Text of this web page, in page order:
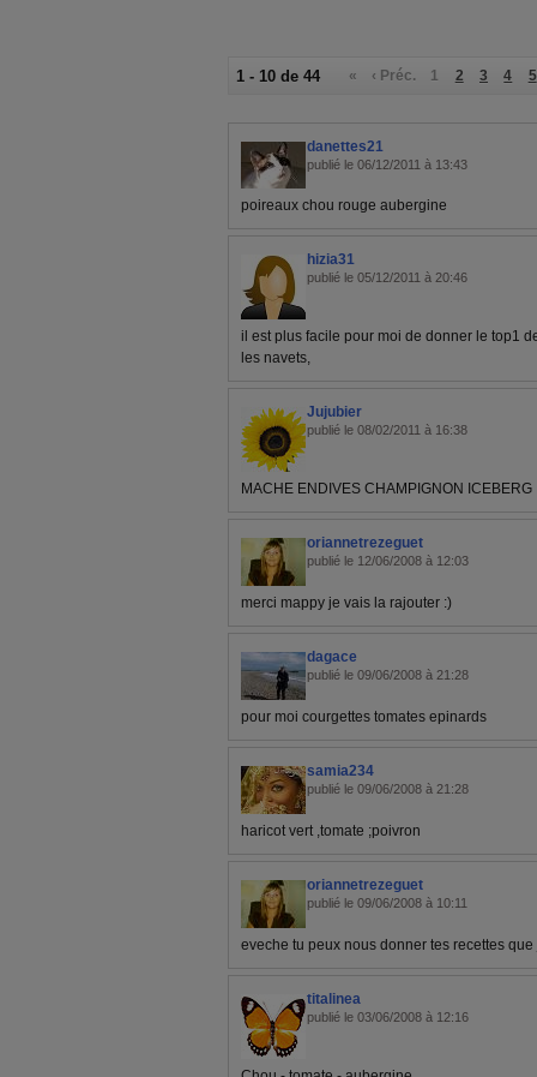
1 - 10 de 44 « ‹ Préc. 1 2 3 4 5
danettes21
publié le 06/12/2011 à 13:43
poireaux chou rouge aubergine
hizia31
publié le 05/12/2011 à 20:46
il est plus facile pour moi de donner le top1
les navets,
Jujubier
publié le 08/02/2011 à 16:38
MACHE ENDIVES CHAMPIGNON ICEBERG
oriannetrezeguet
publié le 12/06/2008 à 12:03
merci mappy je vais la rajouter :)
dagace
publié le 09/06/2008 à 21:28
pour moi courgettes tomates epinards
samia234
publié le 09/06/2008 à 21:28
haricot vert ,tomate ;poivron
oriannetrezeguet
publié le 09/06/2008 à 10:11
eveche tu peux nous donner tes recettes
titalinea
publié le 03/06/2008 à 12:16